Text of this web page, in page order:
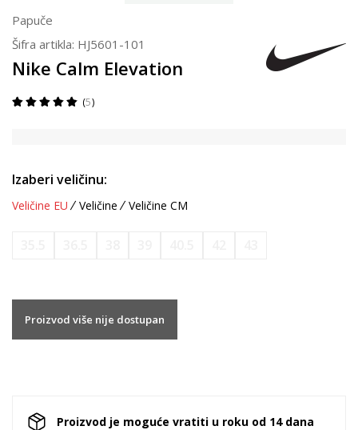
Papuče
Šifra artikla: HJ5601-101
Nike Calm Elevation
5
Izaberi veličinu:
Veličine EU Veličine Veličine CM
Proizvod više nije dostupan
Proizvod je moguće vratiti u roku od 14 dana